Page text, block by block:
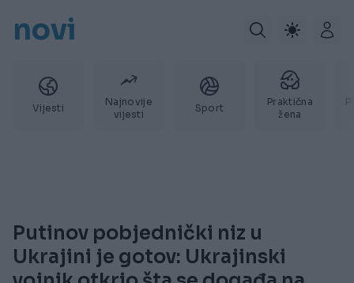
novi
Vijesti
Najnovije
vijesti
Sport
Praktična
žena
Putinov pobjednički niz u
Ukrajini je gotov: Ukrajinski